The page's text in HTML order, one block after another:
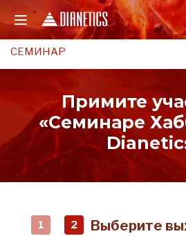
СЕМИНАР
Примите
«Семинаре
1 2 Выберите